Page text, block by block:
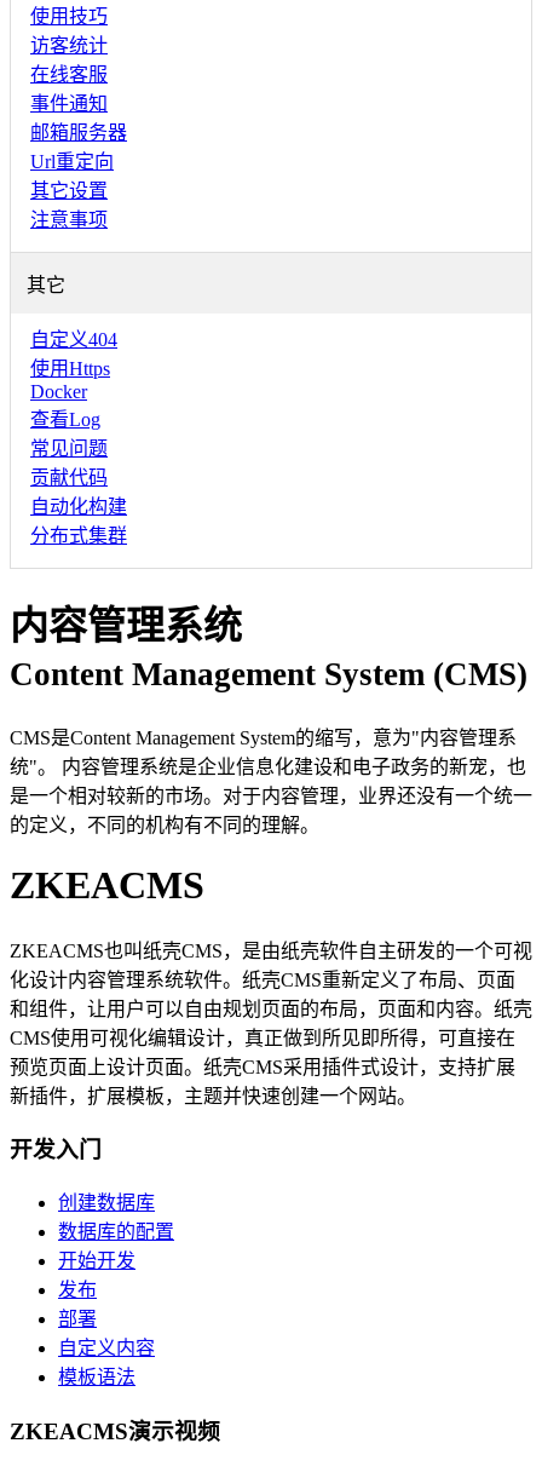
使用技巧
访客统计
在线客服
事件通知
邮箱服务器
Url重定向
其它设置
注意事项
其它
自定义404
使用Https
Docker
查看Log
常见问题
贡献代码
自动化构建
分布式集群
内容管理系统
Content Management System (CMS)
CMS是Content Management System的缩写，意为"内容管理系
统"。 内容管理系统是企业信息化建设和电子政务的新宠，也
是一个相对较新的市场。对于内容管理，业界还没有一个统一
的定义，不同的机构有不同的理解。
ZKEACMS
ZKEACMS也叫纸壳CMS，是由纸壳软件自主研发的一个可视
化设计内容管理系统软件。纸壳CMS重新定义了布局、页面
和组件，让用户可以自由规划页面的布局，页面和内容。纸壳
CMS使用可视化编辑设计，真正做到所见即所得，可直接在
预览页面上设计页面。纸壳CMS采用插件式设计，支持扩展
新插件，扩展模板，主题并快速创建一个网站。
开发入门
创建数据库
数据库的配置
开始开发
发布
部署
自定义内容
模板语法
ZKEACMS演示视频